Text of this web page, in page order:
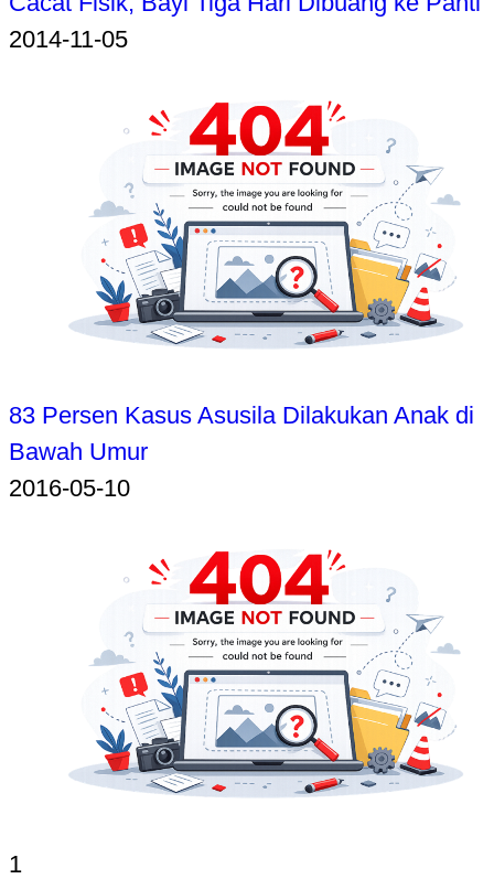
2014-11-05
83 Persen Kasus Asusila Dilakukan Anak di
Bawah Umur
2016-05-10
1